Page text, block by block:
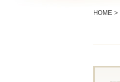
HOME >